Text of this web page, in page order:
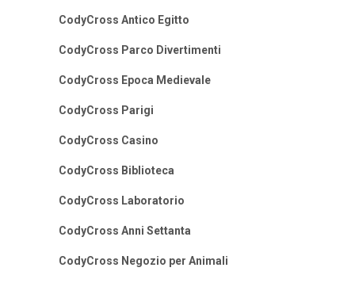
CodyCross Antico Egitto
CodyCross Parco Divertimenti
CodyCross Epoca Medievale
CodyCross Parigi
CodyCross Casino
CodyCross Biblioteca
CodyCross Laboratorio
CodyCross Anni Settanta
CodyCross Negozio per Animali